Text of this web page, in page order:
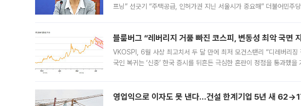
프닝” 선긋기 “주택공급, 인허가권 지닌 서울시가 중요해” 더불어민주
블룸버그 “레버리지 거품 빠진 코스피, 변동성 최악 국면
VKOSPI, 6월 사상 최고치서 두 달 만에 최저 모건스탠리 “디레버리징
국인 복귀는 ‘신중’ 한국 증시를 뒤흔든 극심한 혼란이 정점을 통과했
영업익으로 이자도 못 낸다…건설 한계기업 5년 새